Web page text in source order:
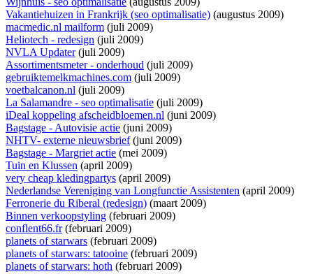
Vakantiehuizen in Frankrijk (seo optimalisatie) (augustus 2009)
macmedic.nl mailform (juli 2009)
Heliotech - redesign (juli 2009)
NVLA Updater(juli 2009)
Assortimentsmeter - onderhoud (juli 2009)
gebruiktemelkmachines.com (juli 2009)
voetbalcanon.nl (juli 2009)
La Salamandre - seo optimalisatie (juli 2009)
iDeal koppeling afscheidbloemen.nl (juni 2009)
Bagstage - Autovisie actie (juni 2009)
NHTV- externe nieuwsbrief(juni 2009)
Bagstage - Margriet actie (mei 2009)
Tuin en Klussen (april 2009)
very cheap kledingpartys (april 2009)
Nederlandse Vereniging van Longfunctie Assistenten (april 2009)
Ferronerie du Riberal (redesign) (maart 2009)
Binnen verkoopstyling (februari 2009)
conflent66.fr(februari 2009)
planets of starwars (februari 2009)
planets of starwars: tatooine (februari 2009)
planets of starwars: hoth (februari 2009)